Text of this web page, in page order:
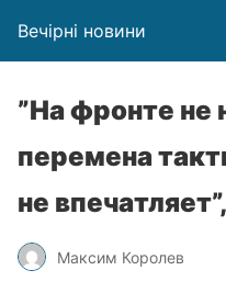
Вечірні новини
​”На фронте не
перемена
не
Максим Королев